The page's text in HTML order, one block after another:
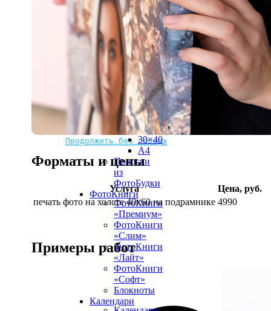
Не нашли Ваш город?
Мы доставляем по всему миру
Продолжить без города
А4
Фото
в
рамке
10х10
10×15
13×18
15×15
15×20
20×20
20×30
30×30
30×40
A4
Полоски
из
ФотоБудки
ФотоКниги
ФотоКниги
«Премиум»
ФотоКниги
«Слим»
ФотоКниги
«Лайт»
ФотоКниги
«Софт»
Блокноты
Календари
Форматы и цены
Услуга
Цена, руб.
печать фото на холсте 40х60 на подрамнике 4990
Примеры работ